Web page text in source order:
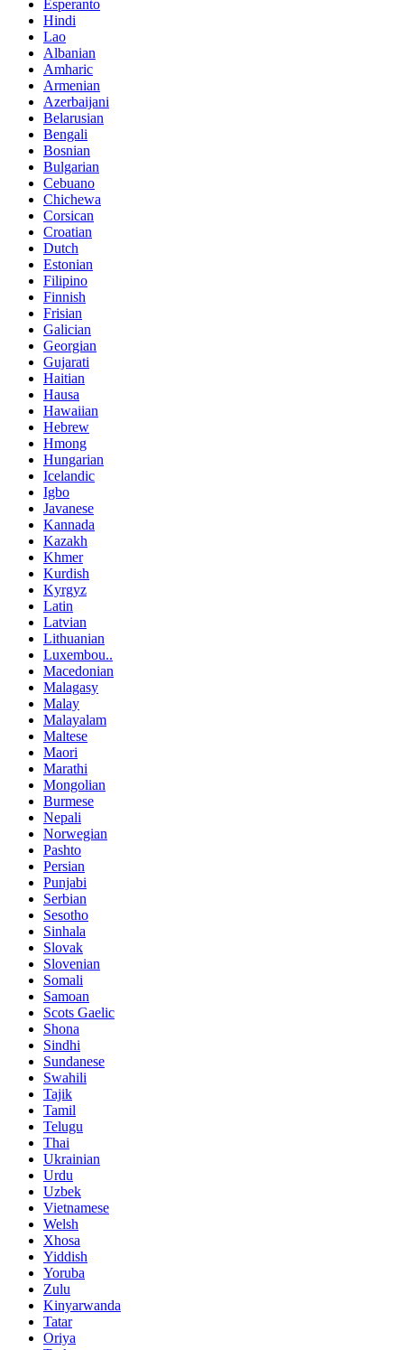
Esperanto
Hindi
Lao
Albanian
Amharic
Armenian
Azerbaijani
Belarusian
Bengali
Bosnian
Bulgarian
Cebuano
Chichewa
Corsican
Croatian
Dutch
Estonian
Filipino
Finnish
Frisian
Galician
Georgian
Gujarati
Haitian
Hausa
Hawaiian
Hebrew
Hmong
Hungarian
Icelandic
Igbo
Javanese
Kannada
Kazakh
Khmer
Kurdish
Kyrgyz
Latin
Latvian
Lithuanian
Luxembou..
Macedonian
Malagasy
Malay
Malayalam
Maltese
Maori
Marathi
Mongolian
Burmese
Nepali
Norwegian
Pashto
Persian
Punjabi
Serbian
Sesotho
Sinhala
Slovak
Slovenian
Somali
Samoan
Scots Gaelic
Shona
Sindhi
Sundanese
Swahili
Tajik
Tamil
Telugu
Thai
Ukrainian
Urdu
Uzbek
Vietnamese
Welsh
Xhosa
Yiddish
Yoruba
Zulu
Kinyarwanda
Tatar
Oriya